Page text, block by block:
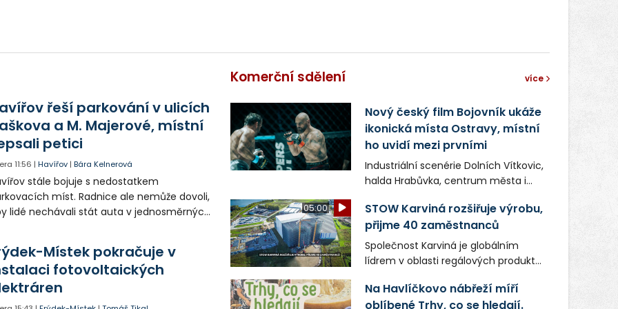
řeší parkování v ulicích
a M. Majerové, místní
petici
11:56 |Havířov |Bára Kelnerová
stále bojuje s nedostatkem
míst. Radnice ale nemůže dovoli,
lidé nechávali stát auta v jednosměrných
někteří obyvatelé rozhodli sepsat petici.
Místek pokračuje v
fotovoltaických
Komerční sdělení více
Nový český film Bojovník ukáže
ikonická místa Ostravy, místní
ho uvidí mezi prvními
Industriální scenérie Dolních Vítkovic,
halda Hrabůvka, centrum města i
v novém filmu Bojovník, který vstoupí
do kin už 13. srpna. Režiséři Vojtěch
Frič a Tomáš Dianiška si
moravskoslezskou metropoli
nevybrali náhodou – její syrová
atmosféra se stala přirozenou
součástí příběhu bývalého
05:00
STOW Karviná rozšiřuje výrobu,
přijme 40 zaměstnanců
Společnost Karviná je globálním
lídrem v oblasti regálových produktů
zaměstnavatelem na Karvinsku a
firmou s obrovským potenciálem.
Na Havlíčkovo nábřeží míří
oblíbené Trhy, co se hledají.